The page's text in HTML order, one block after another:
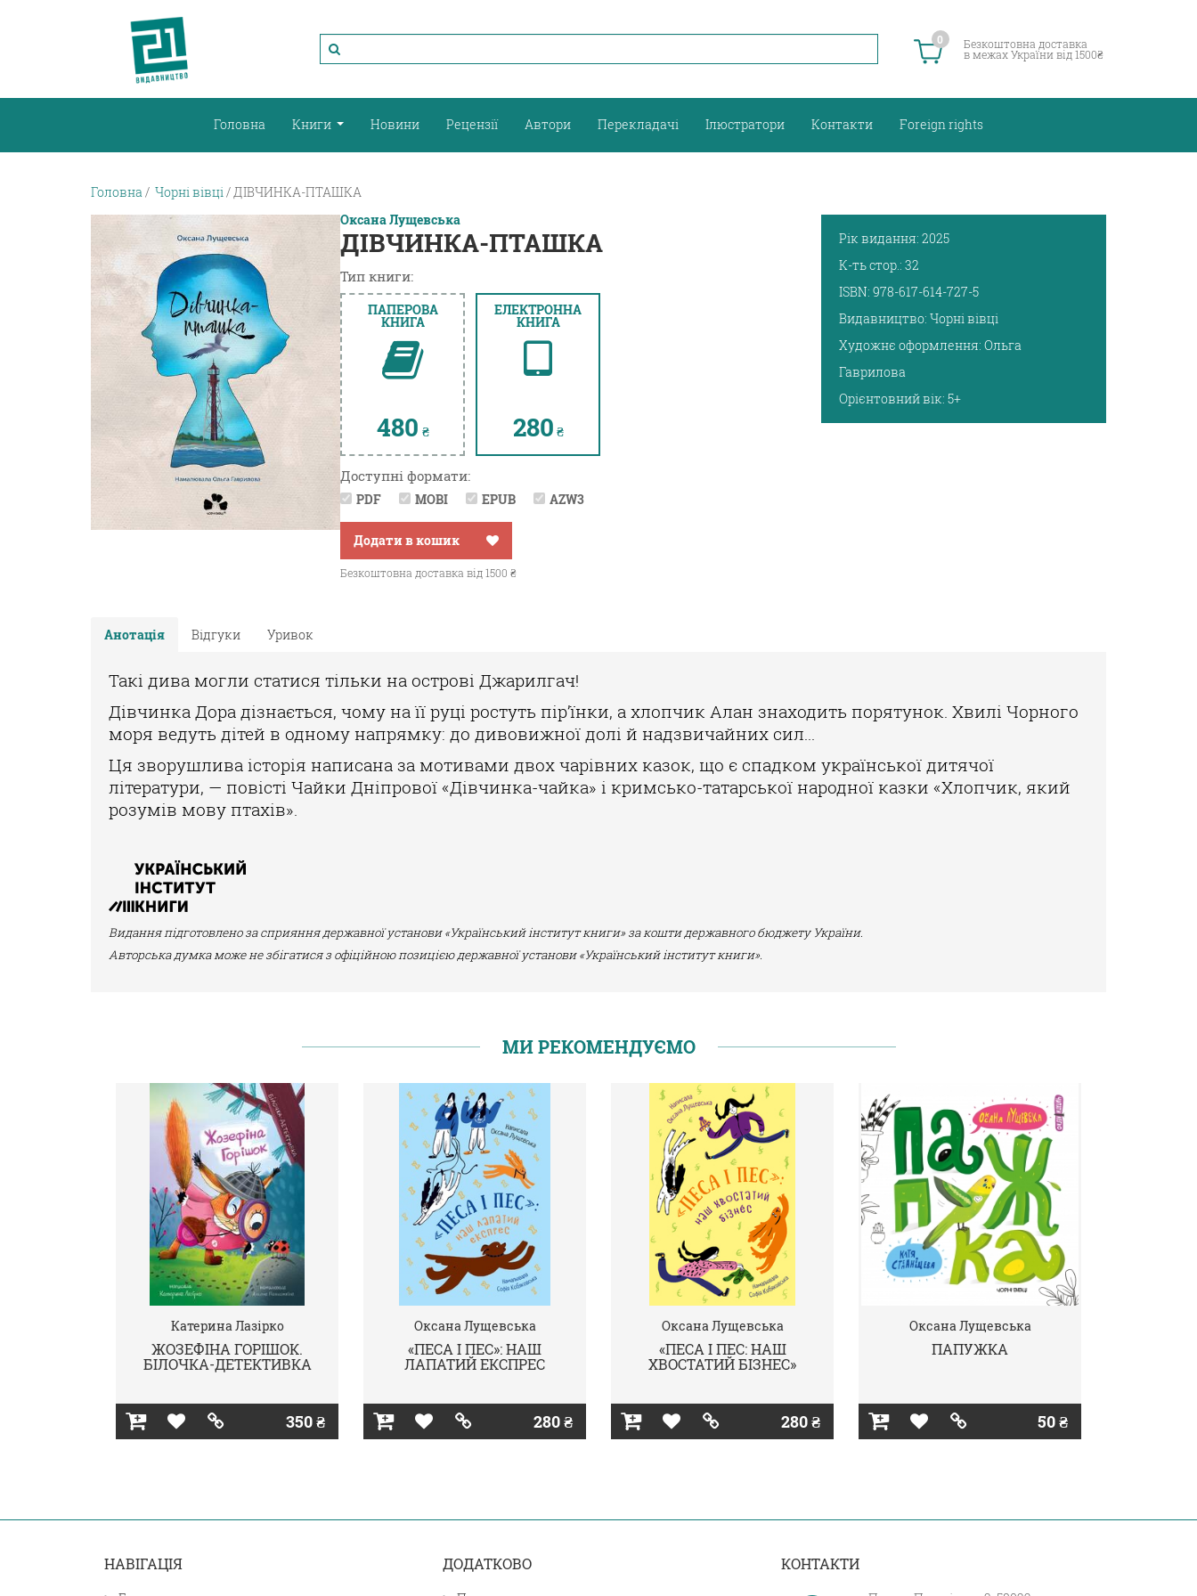
0 Безкоштовна доставка
в межах України від 1500₴
Головна Книги Новини Рецензії Автори Перекладачі Ілюстратори Контакти Foreign rights
Головна Чорні вівці ДІВЧИНКА-ПТАШКА
Оксана Лущевська
ДІВЧИНКА-ПТАШКА
Тип книги:
ПАПЕРОВА
КНИГА
480 ₴
ЕЛЕКТРОННА
КНИГА
280 ₴
Доступні формати:
PDF MOBI EPUB AZW3
Додати в кошик
Безкоштовна доставка від 1500 ₴
Рік видання: 2025
К-ть стор.: 32
ISBN: 978-617-614-727-5
Видавництво: Чорні вівці
Художнє оформлення: Ольга
Гаврилова
Орієнтовний вік: 5+
Анотація Відгуки Уривок
Такі дива могли статися тільки на острові Джарилгач!
Дівчинка Дора дізнається, чому на її руці ростуть пір’їнки, а хлопчик Алан знаходить порятунок. Хвилі Чорного
моря ведуть дітей в одному напрямку: до дивовижної долі й надзвичайних сил...
Ця зворушлива історія написана за мотивами двох чарівних казок, що є спадком української дитячої
літератури, — повісті Чайки Дніпрової «Дівчинка-чайка» і кримсько-татарської народної казки «Хлопчик, який
розумів мову птахів».
Видання підготовлено за сприяння державної установи «Український інститут книги» за кошти державного бюджету України.
Авторська думка може не збігатися з офіційною позицією державної установи «Український інститут книги».
МИ РЕКОМЕНДУЄМО
Катерина Лазірко
ЖОЗЕФІНА ГОРІШОК.
БІЛОЧКА-ДЕТЕКТИВКА
350 ₴
Оксана Лущевська
«ПЕСА І ПЕС»: НАШ
ЛАПАТИЙ ЕКСПРЕС
280 ₴
Оксана Лущевська
«ПЕСА І ПЕС: НАШ
ХВОСТАТИЙ БІЗНЕС»
280 ₴
Оксана Лущевська
ПАПУЖКА
50 ₴
НАВІГАЦІЯ ДОДАТКОВО КОНТАКТИ